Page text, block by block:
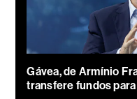
Gávea, de Armínio
transfere fundos